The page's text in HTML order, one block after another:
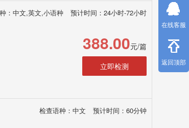
：中文,英文,小语种 预计时间：24小时-72小时
388.00元/篇
立即检测
检查语种：中文 预计时间：60分钟
在线客服
返回顶部